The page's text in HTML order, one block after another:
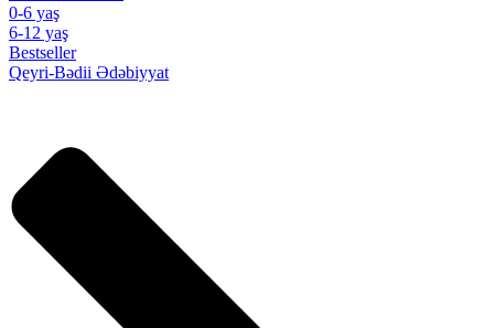
0-6 yaş
6-12 yaş
Bestseller
Qeyri-Bədii Ədəbiyyat